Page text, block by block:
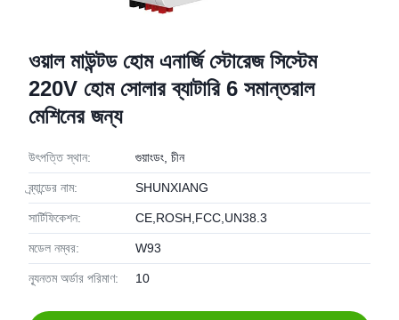
ওয়াল মাউন্টড হোম এনার্জি স্টোরেজ সিস্টেম
220V হোম সোলার ব্যাটারি 6 সমান্তরাল
মেশিনের জন্য
উৎপত্তি স্থান: গুয়াংডং, চীন
ব্র্যান্ডের নাম: SHUNXIANG
সার্টিফিকেশন: CE,ROSH,FCC,UN38.3
মডেল নম্বর: W93
ন্যূনতম অর্ডার পরিমাণ: 10